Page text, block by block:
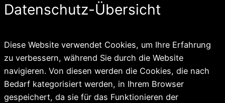
Datenschutz-Übersicht
Diese Website verwendet Cookies, um Ihre Erfahrung
zu verbessern, während Sie durch die Website
navigieren. Von diesen werden die Cookies, die nach
Bedarf kategorisiert werden, in Ihrem Browser
gespeichert, da sie für das Funktionieren der